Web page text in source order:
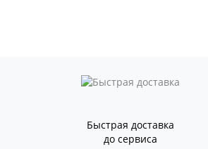
Быстрая доставка
до сервиса